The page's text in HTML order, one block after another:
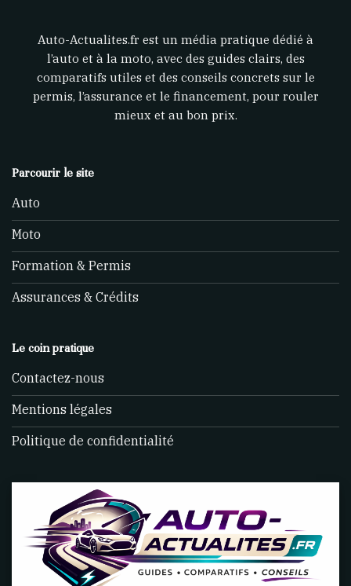
Auto-Actualites.fr est un média pratique dédié à
l’auto et à la moto, avec des guides clairs, des
comparatifs utiles et des conseils concrets sur le
permis, l’assurance et le financement, pour rouler
mieux et au bon prix.
Parcourir le site
Auto
Moto
Formation & Permis
Assurances & Crédits
Le coin pratique
Contactez-nous
Mentions légales
Politique de confidentialité